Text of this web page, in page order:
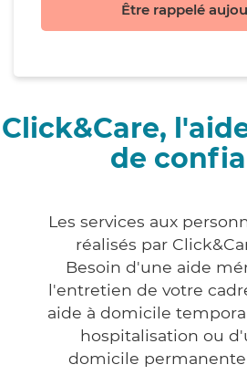
Être rappelé
Click&Care,
de
Les services aux
réalisés par
Besoin d'une aide
l'entretien de votre
aide à domicile
hospitalisation ou
domicile